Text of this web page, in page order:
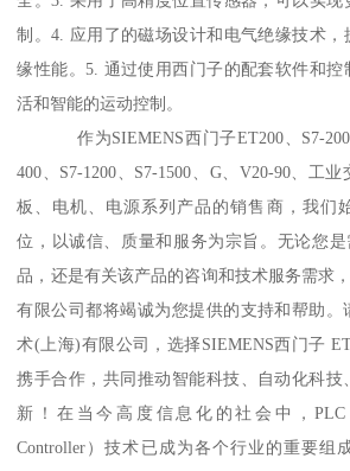
制。4. 应用了的磁场设计和电气绝缘技术
缘性能。5. 通过使用西门子的配套软件和控
活和智能的运动控制。
作为SIEMENS西门子ET200、S7-
400、S7-1200、S7-1500、G、V20-90、工
板、电机、电源系列产品的销售商，我们
位，以诚信、质量和服务为宗旨。无论您
品，还是有关该产品的咨询和技术服务需求
有限公司都将竭诚为您提供的支持和帮助。
术(上海)有限公司，选择SIEMENS西门子
携手合作，共同推动智能科技、自动化科技
新！在当今高度信息化的社会中，PLC
Controller）技术已成为各个行业的重要组